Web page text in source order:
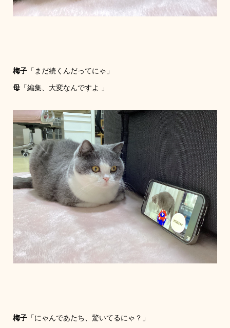
梅子「まだ続くんだってにゃ」
母「編集、大変なんですよ 」
梅子「にゃんであたち、驚いてるにゃ？」